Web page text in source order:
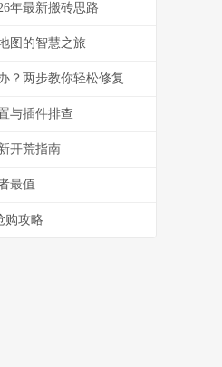
年最新搬砖思路
图的智慧之旅
？两步教你轻松修复
与插件排查
开荒指南
最值
购攻略